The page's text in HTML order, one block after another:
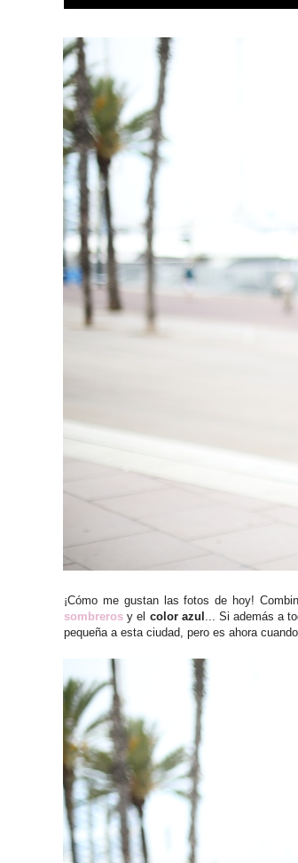
¡Cómo me gustan las fotos de hoy!
sombreros y el color azul ... Si además a
pequeña a esta ciudad, pero es ahora